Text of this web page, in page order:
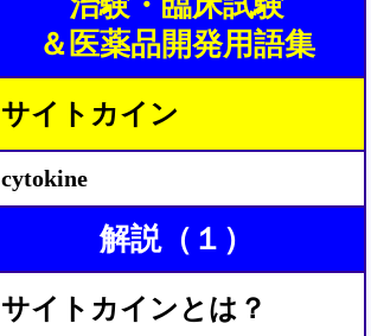
＆医薬品開発用語集
サイトカイン
cytokine
解説（１）
サイトカインとは？